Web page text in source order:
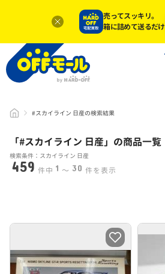
売ってスッキリ。
箱に詰めて送るだけ
#スカイライン 日産の検索結果
「#スカイライン 日産」 の商品一覧
検索条件：スカイライン 日産
459 件中 1 〜 30 件を表示